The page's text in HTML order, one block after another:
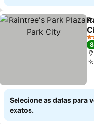
3
Selecione as datas para
exatos.